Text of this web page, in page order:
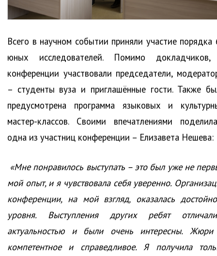
Всего в научном событии приняли участие порядка
юных исследователей. Помимо
конференции участвовали председатели,
– студенты вуза и приглашённые гости. Также
предусмотрена программа языковых и
мастер-классов. Своими впечатлениями
одна из участниц конференции – Елизавета Нешева:
«Мне понравилось выступать – это был уже не
мой опыт, и я чувствовала себя уверенно.
конференции, на мой взгляд, оказалась
уровня. Выступления других ребят
актуальностью и были очень интересны.
компетентное и справедливое. Я получила